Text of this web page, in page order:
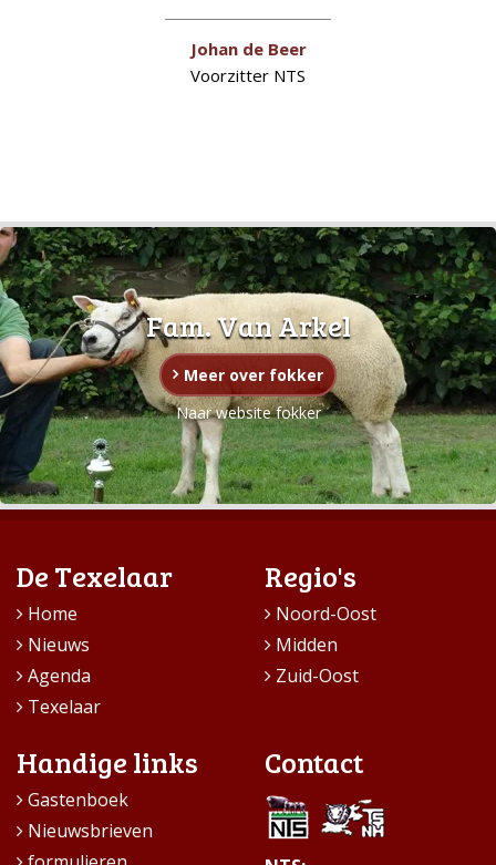
Johan de Beer
Voorzitter NTS
Fam. Van Arkel
Meer over fokker
Naar website fokker
De Texelaar
Home
Nieuws
Agenda
Texelaar
Regio's
Noord-Oost
Midden
Zuid-Oost
Handige links
Gastenboek
Nieuwsbrieven
Contact